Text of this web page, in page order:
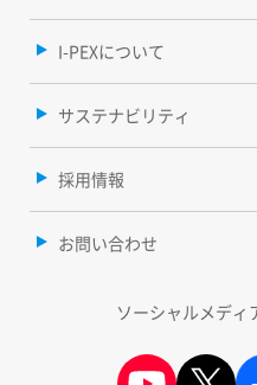
I-PEXについて
サステナビリティ
採用情報
お問い合わせ
ソーシャルメディ